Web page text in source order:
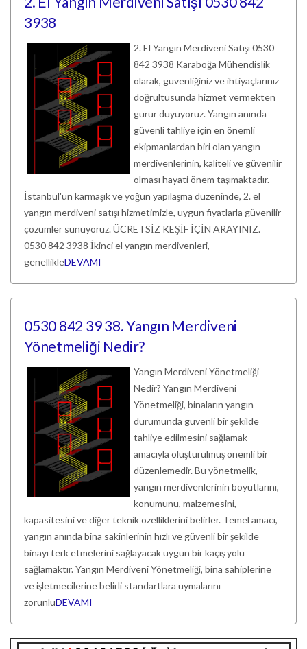
3938
2. El Yangın Merdiveni Satışı 0530
842 3938 Karaboğa Mühendislik
olarak, güvenliğiniz ve ihtiyaçlarınız
doğrultusunda hizmet vermekten
gurur duyuyoruz. Yangın anında
güvenli tahliye için en önemli
ekipmanlardan biri olan yangın
merdivenlerinin, kaliteli ve güvenilir
olması hayati önem taşımaktadır.
İstanbul'un karmaşık ve yoğun yapılaşma düzeninde, 2. el
yangın merdiveni satışı hizmetimizle, uygun fiyatlarla güvenilir
çözümler sunuyoruz. ÜCRETSİZ KEŞİF İÇİN ARAYINIZ.
0530 842 3938 İkinci el yangın merdivenleri,
genellikleDEVAMI
0530 842 39 38. Yangın Merdiveni
Yönetmeliği Nedir?
Yangın Merdiveni Yönetmeliği
Nedir? Yangın Merdiveni
Yönetmeliği, binaların yangın
durumunda güvenli bir şekilde
tahliye edilmesini sağlamak
amacıyla oluşturulmuş önemli bir
düzenlemedir. Bu yönetmelik,
yangın merdivenlerinin boyutlarını,
konumunu, malzemesini,
kapasitesini ve diğer teknik özelliklerini belirler. Temel amacı,
yangın anında bina sakinlerinin hızlı ve güvenli bir şekilde
binayı terk etmelerini sağlayacak uygun bir kaçış yolu
sağlamaktır. Yangın Merdiveni Yönetmeliği, bina sahiplerine
ve işletmecilerine belirli standartlara uymalarını
zorunluDEVAMI